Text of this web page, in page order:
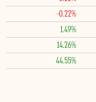
-0.22%
1.49%
14.26%
44.55%